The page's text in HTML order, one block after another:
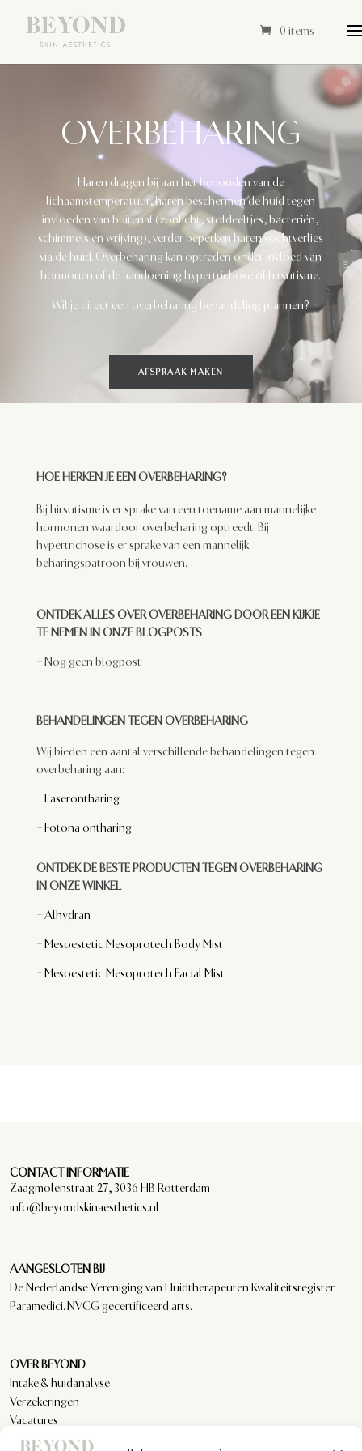
0 items
OVERBEHARING
Haren dragen bij aan het behouden van de
lichaamstemperatuur, haren beschermen de huid tegen
invloeden van buitenaf (zonlicht, stofdeeltjes, bacteriën,
schimmels en wrijving), verder beperken haren vochtverlies
via de huid. Overbeharing kan optreden onder invloed van
hormonen of de aandoening hypertrichose of hirsutisme.
Wil je direct een overbeharing behandeling plannen?
AFSPRAAK MAKEN
HOE HERKEN JE EEN OVERBEHARING?
Bij hirsutisme is er sprake van een toename aan mannelijke
hormonen waardoor overbeharing optreedt. Bij
hypertrichose is er sprake van een mannelijk
beharingspatroon bij vrouwen.
ONTDEK ALLES OVER OVERBEHARING DOOR EEN KIJKJE
TE NEMEN IN ONZE BLOGPOSTS
– Nog geen blogpost
BEHANDELINGEN TEGEN OVERBEHARING
Wij bieden een aantal verschillende behandelingen tegen
overbeharing aan:
– Laserontharing
– Fotona ontharing
ONTDEK DE BESTE PRODUCTEN TEGEN OVERBEHARING
IN ONZE WINKEL
– Alhydran
– Mesoestetic Mesoprotech Body Mist
–Mesoestetic Mesoprotech Facial Mist
CONTACT INFORMATIE
Zaagmolenstraat 27, 3036 HB Rotterdam
info@beyondskinaesthetics.nl
AANGESLOTEN BIJ
De Nederlandse Vereniging van Huidtherapeuten Kwaliteitsregister
Paramedici. NVCG gecertificeerd arts.
OVER BEYOND
Intake & huidanalyse
Verzekeringen
Vacatures
Reviews